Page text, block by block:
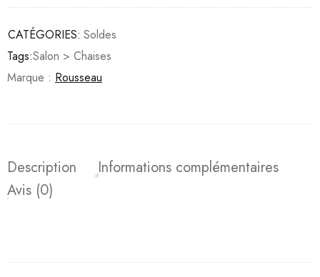
CATÉGORIES: Soldes
Tags:Salon > Chaises
Marque : Rousseau
Description
Informations complémentaires
Avis (0)